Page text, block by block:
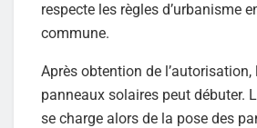
respecte les règles d’urbanisme
commune.
Après obtention de l’autorisation,
panneaux solaires peut débuter.
se charge alors de la pose des